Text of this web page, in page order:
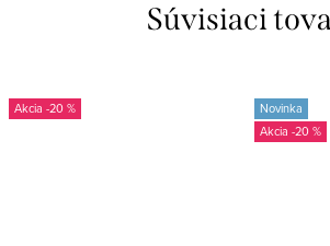
Súvisiaci
-20 %
Novinka
-20 %